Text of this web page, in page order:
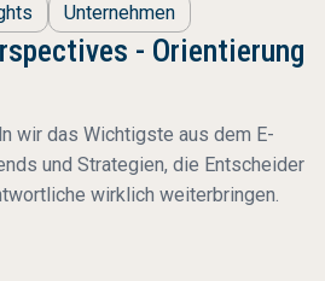
Unternehmen
- Orientierung
wir das Wichtigste aus dem E-
und Strategien, die Entscheider
wirklich weiterbringen.